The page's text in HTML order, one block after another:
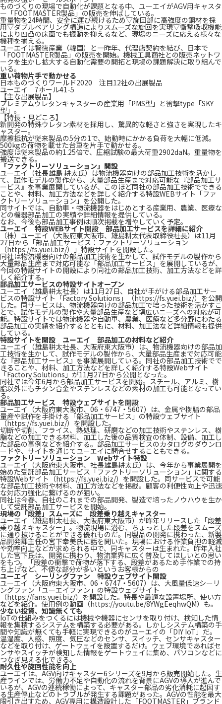
ものづくりの現場で自動化が課題となる中、ユーエイがAGV用キャスタ
ー「FOOTMASTER製品」の販売を伸ばしている。
重量物を24時間、安全に運び続けるため▽旋回部に高強度の鋼材を採
用▽ダブルベアリング構造によりスムーズな旋回を実現▽衝撃吸収機能
により凹凸の床面でも振動を抑えるなど、現場のニーズに応える様々な
機種を揃える。
ユーエイは智徳産業（韓国）と一昨年、代理店契約を結び、日本で
「FOOTMASTER製品」の販売を開始。機械工具商社との販売ネットワ
ークを生かし拡大する自動化需要の開拓と現場の課題解決に取り組んで
いる。
重い荷物片手で動かせる
日本ものづくりワールド2020 注目12社の出展製品
ユーエイ 7ホール41-5
【主な出展製品】
プレミアムウレタンキャスターの産業用「PMS型」と衝撃type「SKY
型」。
【特長・見どころ】
新開発の特殊ウレタン素材を採用し、驚異的な軽さと強さを実現したキ
ャスター。
摩擦抵抗が従来製品の5分の1で、始動時にかかる負荷を大幅に低減。
500kgの荷物を載せた台車を片手で動かせる。
強度は従来製品の約1.25倍で、圧縮試験の最大荷重2902daN。重量物を
搬送できる。
「ファクトリーソリューション」開設
ユーエイ（社長雄島 耕太氏）は物流機器向けの部品加工技術を活かし
て、試作モデルの製作から、大量部品生産まで対応可能な『部品加工サ
ービス』を事業展開しているが、このほど同社の部品加工技術でできる
ことや、材料、加工方法などを詳しく紹介する特設WEBサイト「ファ
クトリーソリューション」を公開した。
同サイトでは、自動車・物流機器をはじめとする産業用、農業、医療な
どの機器部品加工の実績や詳細情報を提供している。
なお、今後も部品加工事例は順次掲載を増やしていく予定。
ユーエイ 特設WEBサイト開設 部品加工サービスを詳細に紹介
（株）ユーエイ（大阪府東大阪市、雄島耕太代表取締役社長）は11月
27日から「部品加工サービス：ファクトリーソリューション
（https://fs.yuei.biz/）」特設サイトを開設した。
同社は物流機器向けの部品加工技術を生かして、試作モデルの製作から
大量部品生産まで対応可能な「部品加工サービス」を展開しているが、
今回の特設サイトの開設により同社の部品加工技術、加工方法などを詳
しく紹介する。
部品加工サービスの特設サイトオープン
ユーエイ（雄島耕太社長）は11月27日、自社が手がける部品加工サー
ビスの特設サイト「Factory Solutions」（https://fs.yuei.biz/）を公開
した。同サービスは、物流機器向けの部品加工で培った技術を活かすこ
とで、試作モデルの製作や大量部品生産など幅広いニーズへの対応が可
能。特設サイトでは物流機器や自動車、農業、医療など多分野にわたる
部品加工の実績を紹介するとともに、材料、加工法など詳細情報も提供
している。
特設サイトを開設 ユーエイ 部品加工の材料など紹介
ユーエイ（雄島耕太社長、大阪府東大阪市）は、物流機器向けの部品加
工技術を生かして、試作モデルの製作から、大量部品生産まで対応可能
な『部品加工サービス』を事業展開している。同社の部品加工技術でで
きることや、材料、加工方法などを詳しく紹介する特設Webサイト
「Factory Solutions」が11月27日から公開となった。
同社では今年6月から部品加工サービスを開始。スチール、アルミ、樹
脂以外にもチタン合金やステンレスなどの素材の加工も可能となってい
る。
部品加工サービス 特設ウェブサイトを開設
ユーエイ（大阪府東大阪市、06・6747・5607）は、金属や樹脂の部品
量産や試作を手掛ける「部品加工サービス」の特設ウェブサイト
（https://fs.yuei.biz/）を開設した。
切断や切削、フライス、熱処理、研磨などの加工技術やステンレス、樹
脂などの加工できる材料、加工した後の品質検査の体制、設備、加工し
た部品の事例などを紹介する。部品加工サービスのカタログのダウンロ
ードや、サイトを通じてユーエイに問合せすることもできる。
ファクトリーソリューション Webサイト特設
ユーエイ（大阪府東大阪市、社長雄島耕太氏）は、今年から事業展開を
始めた受託部品加工サービス「ファクトリーソリューション」に関する
特設Webサイト（https://fs.yuei.biz/）を開設した。同サービスで可能
な部品加工技術や材料、加工方法などを掲載。顧客の利便性向上や迅速
な対応力強化に繋げるのが狙い。
同社は今春、自社のこれまでの部品開発、製造で培ったノウハウを生か
して受託部品加工サービスを開始。
現場の「段差」スムーズに 段差乗り越えキャスター
ユーエイ（雄島耕太社長、大阪府東大阪市）が昨年リリースした「段差
乗り越えキャスター」。物流現場に潜む、ちょっとした段差をスムーズ
に通り抜けることができる優れものだ。同製品の開発に携わった、新製
品開発課主任の宮下幸美氏に話を聞いた。現場における作業負担の軽減
や効率向上などが求められる中で、同キャスターは生まれた。昨年入社
した宮下氏は、開発に携わり、物流業界に広く普及してほしいとの思い
をもつ。「段差の衝撃で荷物が落下する、段差があるため手作業での持
ち上げなど、不便な部分が多いというお客様からの
ユーエイ シーリングファン 特設ウェブサイト開設
ユーエイ（大阪府東大阪市、06・6747・5607）は、大風量低速シーリ
ングファン「ユーエイファン」の特設ウェブサイト
（https://fans.yuei.biz/）を開設した。特長や最適な設置場所、使い方
などを紹介。使用例の動画（https://youtu.be/8YWgEeqhwQM）も。
少ない投資、知識無くても
IoTの仕組みをつくるには機械や機器にセンサを取り付け、検知した情
報を集積するシステムを構築する必要がある。しかしシステム構築の手
間や知識が無くても手軽に実現できるのがユーエイの「DIY IoT」だ。
温湿度、人感、照度、気圧などのセンサ、スイッチ、センサキャスター
などを取り付け、ゲートウェイを設置するだけ。ウェブ環境であればセ
ンサやスイッチが検知した情報をゲートウェイに集め、パソコンなどに
つなぎ見える化できる。
耐久性や旋回性能を向上
ユーエイは、AGV向けキャスター6シリーズを9月から販売開始した。生
産ラインでは、労働力不足や自動化の流れを背景にAGVの導入が進んで
いるが、AGVの連続稼働によって、キャスター部品の劣化消耗に起因す
る生産停止などのトラブルが発生する課題があった。AGVの性能を最大
限引き出すため、AGV専用に構造設計した「FOOTMASTER」ブランド